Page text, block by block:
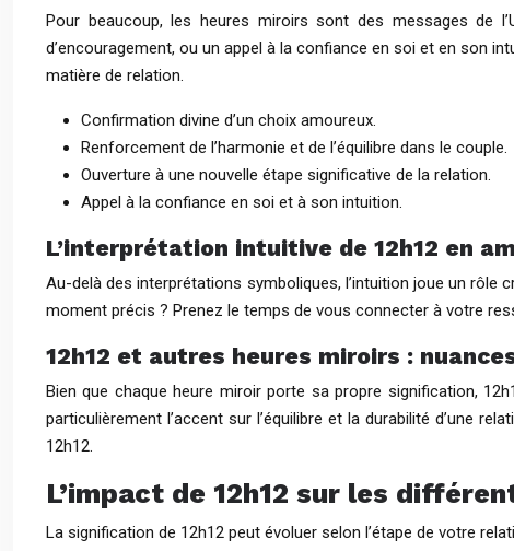
Pour beaucoup, les heures miroirs sont des messages de
d’encouragement, ou un appel à la confiance en soi et en son
matière de relation.
Confirmation divine d’un choix amoureux.
Renforcement de l’harmonie et de l’équilibre dans le couple.
Ouverture à une nouvelle étape significative de la relation.
Appel à la confiance en soi et à son intuition.
L’interprétation intuitive de 12h12 en
Au-delà des interprétations symboliques, l’intuition joue un
moment précis ? Prenez le temps de vous connecter à votre
12h12 et autres heures miroirs :
Bien que chaque heure miroir porte sa propre signification,
particulièrement l’accent sur l’équilibre et la durabilité d’une
12h12.
L’impact de 12h12 sur les
La signification de 12h12 peut évoluer selon l’étape de votre